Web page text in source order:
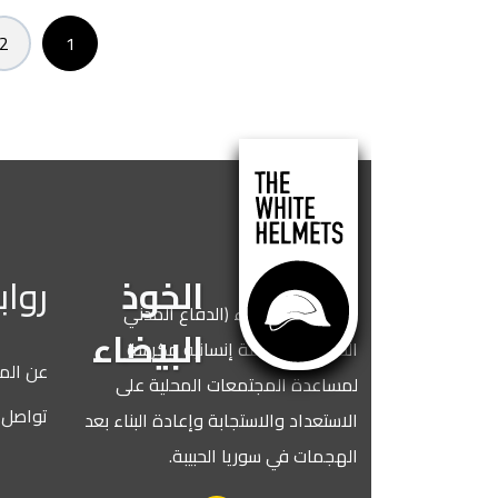
الصفحة الصفحة3
4
الخوذ
البيضاء
نحن الخوذ البيضاء (الدفاع المدني
السوري)، منظمة إنسانية مكرسة
لمساعدة المجتمعات المحلية على
الاستعداد والاستجابة وإعادة البناء بعد
الهجمات في سوريا الحبيبة.
روابط
عن المنظمة
تواصل معنا